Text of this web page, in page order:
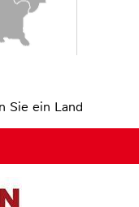
Sie ein Land